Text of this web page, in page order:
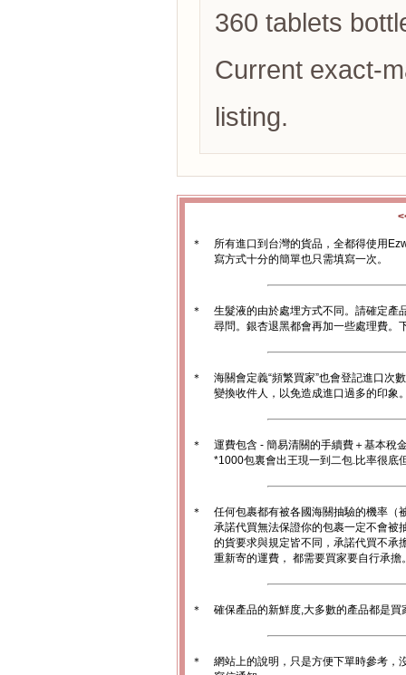
360 tablets
Current exact-
listing.
＊
所有進口到台灣的貨品，全都得使用
寫方式十分的簡單也只需填寫一次。
＊
生髮液的由於處埋方式不同。請確定產
尋問。銀杏退黑都會再加一些處理費。
＊
海關會定義“頻繁買家”也會登記進口次
變換收件人，以免造成進口過多的印象
＊
運費包含 - 簡易清關的手續費＋基本稅
*1000包裏會出王現一到二包.比率很底
＊
任何包裹都有被各國海關抽驗的機率（
承諾代買無法保證你的包裹一定不會被
的貨要求與規定皆不同，承諾代買不承
重新寄的運費， 都需要買家要自行承擔
＊ 確保產品的新鮮度,大多數的產品都是
＊
網站上的說明，只是方便下單時參考，